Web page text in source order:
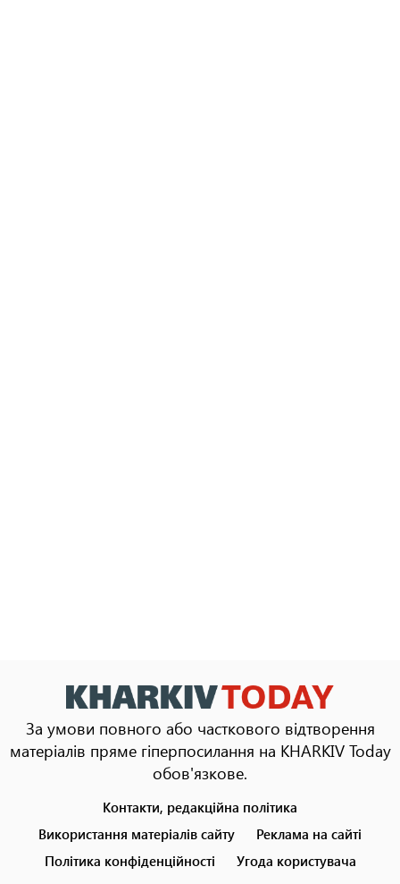
За умови повного або часткового відтворення
матеріалів пряме гіперпосилання на KHARKIV Today
обов'язкове.
menu
Контакти, редакційна політика
Використання матеріалів сайту
Реклама на сайті
Політика конфіденційності
Угода користувача